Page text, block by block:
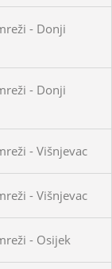
- Donji
- Donji
- Višnjevac
- Višnjevac
- Osijek